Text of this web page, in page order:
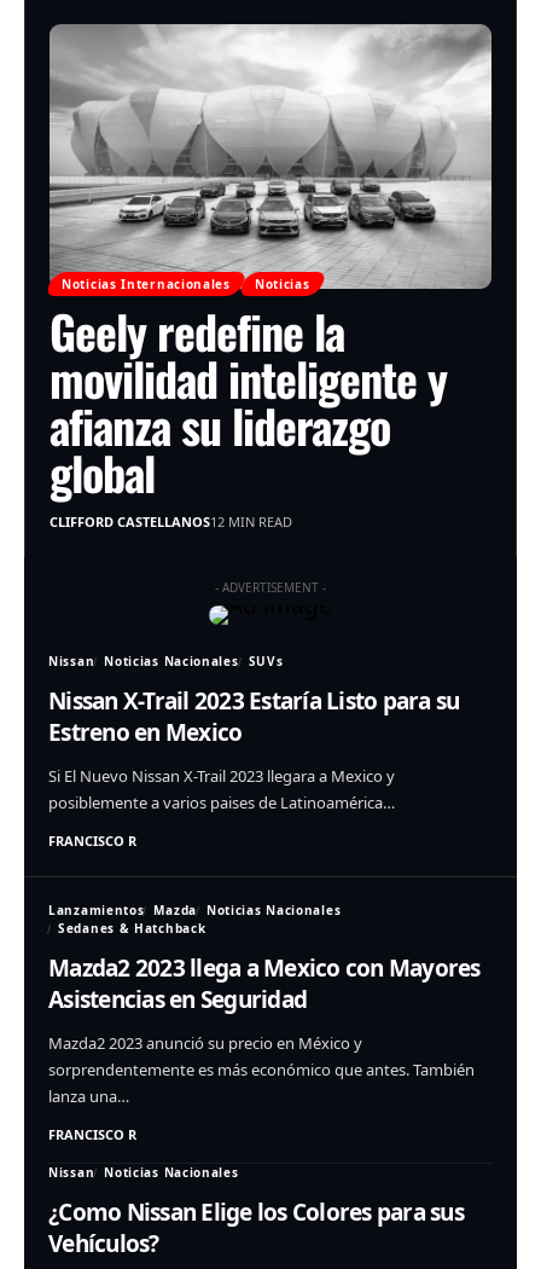
Noticias Internacionales Noticias
Geely redefine la
movilidad inteligente y
afianza su liderazgo
global
CLIFFORD CASTELLANOS12 MIN READ
- ADVERTISEMENT -
Nissan Noticias Nacionales SUVs
Nissan X-Trail 2023 Estaría Listo para su
Estreno en Mexico
Si El Nuevo Nissan X-Trail 2023 llegara a Mexico y
posiblemente a varios paises de Latinoamérica…
FRANCISCO R
Lanzamientos Mazda
Noticias Nacionales
Sedanes & Hatchback
Mazda2 2023 llega a Mexico con Mayores
Asistencias en Seguridad
Mazda2 2023 anunció su precio en México y
sorprendentemente es más económico que antes. También
lanza una…
FRANCISCO R
Nissan Noticias Nacionales
¿Como Nissan Elige los Colores para sus
Vehículos?